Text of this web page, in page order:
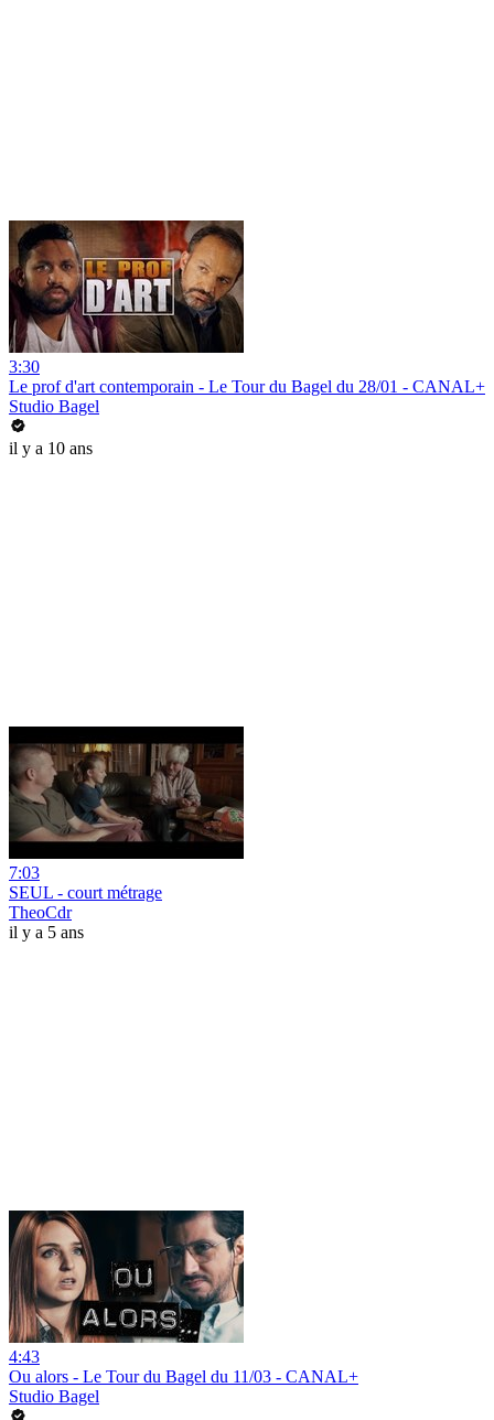
3:30
Le prof d'art contemporain - Le Tour du Bagel du 28/01 - CANAL+
Studio Bagel
il y a 10 ans
7:03
SEUL - court métrage
TheoCdr
il y a 5 ans
4:43
Ou alors - Le Tour du Bagel du 11/03 - CANAL+
Studio Bagel